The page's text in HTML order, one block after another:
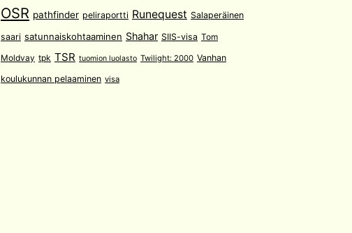
OSR pathfinder peliraportti Runequest Salaperäinen
saari satunnaiskohtaaminen Shahar SIIS-visa Tom
Moldvay tpk TSR tuomion luolasto Twilight: 2000 Vanhan
koulukunnan pelaaminen visa